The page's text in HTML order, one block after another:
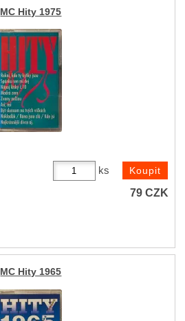
MC Hity 1975
ks
79CZK
MC Hity 1965